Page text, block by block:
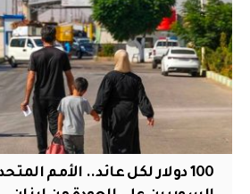
100 دولار لكل عائد.. الأمم